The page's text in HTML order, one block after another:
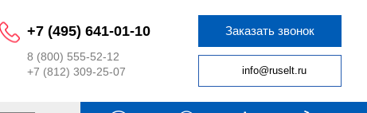
+7 (495) 641-01-10
8 (800) 555-52-12
+7 (812) 309-25-07
Заказать звонок
info@ruselt.ru